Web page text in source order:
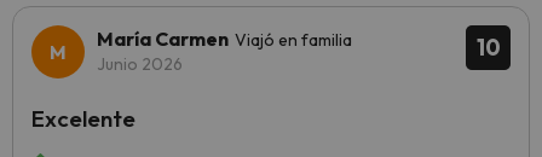
10
María Carmen Viajó en familia
Junio 2026
Excelente